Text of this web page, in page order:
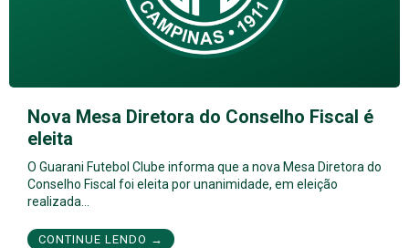
Nova Mesa Diretora do Conselho Fiscal é
eleita
O Guarani Futebol Clube informa que a nova Mesa Diretora do
Conselho Fiscal foi eleita por unanimidade, em eleição
realizada…
CONTINUE LENDO →